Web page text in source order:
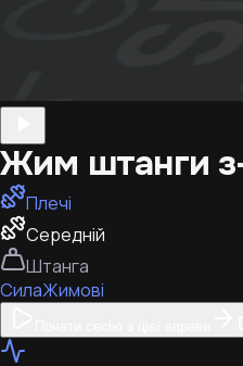
Жим штанги
Плечі
Середній
Штанга
СилаЖимові